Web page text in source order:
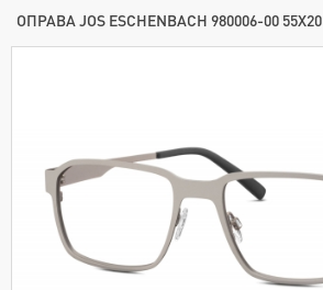
ОПРАВА JOS ESCHENBACH 980006-00 55Х20